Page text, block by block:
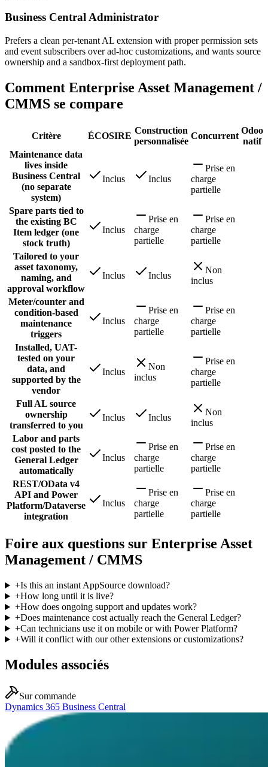
Business Central Administrator
Prefers a clean per-tenant AL extension with proper permission sets
and event subscribers over ad-hoc customizations, and wants source
ownership and a sandbox-first deployment path.
Comment Enterprise Asset Management /
CMMS se compare
Critère ÉCOSIRE
Construction
personnalisée
Concurrent
Odoo
natif
Maintenance data
lives inside
Business Central
(no separate
system)
Inclus Inclus
Prise en
charge
partielle
Spare parts tied to
the existing BC
Item ledger (one
stock truth)
Inclus
Prise en
charge
partielle
Prise en
charge
partielle
Tailored to your
asset taxonomy,
naming, and
approval workflow
Inclus Inclus
Non
inclus
Meter/counter and
condition-based
maintenance
triggers
Inclus
Prise en
charge
partielle
Prise en
charge
partielle
Installed, UAT-
tested on your
data, and
supported by the
vendor
Inclus
Non
inclus
Prise en
charge
partielle
Full AL source
ownership
transferred to you
Inclus Inclus
Non
inclus
Labor and parts
cost posted to the
General Ledger
automatically
Inclus
Prise en
charge
partielle
Prise en
charge
partielle
REST/OData v4
API and Power
Platform/Dataverse
integration
Inclus
Prise en
charge
partielle
Prise en
charge
partielle
Foire aux questions sur Enterprise Asset
Management / CMMS
+Is this an instant AppSource download?
+How long until it is live?
+How does ongoing support and updates work?
+Does maintenance cost actually reach the General Ledger?
+Can technicians use it on mobile or with Power Platform?
+Will it conflict with our other extensions or customizations?
Modules associés
Sur commande
Dynamics 365 Business Central